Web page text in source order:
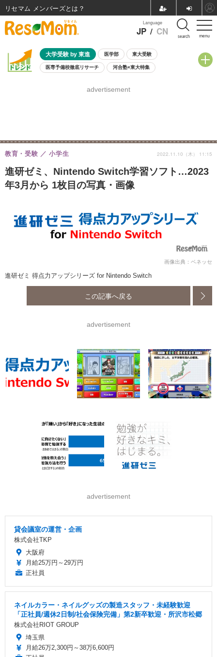
menu
Language
JP / CN search
大学受験 by 東進 医学部 東大受験
医専予備校徹底リサーチ 河合塾×東大特集
8月開催学校説明会・相談会
advertisement
進研ゼミ、Nintendo Switch学習ソフト…2023
年3月から 1枚目の写真・画像
教育・受験 小学生 2022.11.10（木） 11:15
画像出典：ベネッセ
進研ゼミ 得点力アップシリーズ for Nintendo Switch
この記事へ戻る
advertisement
advertisement
貸会議室の運営・企画
株式会社TKP
大阪府
月給25万円～29万円
正社員
ネイルカラー・ネイルグッズの製造スタッフ・未経験歓迎
「正社員/週休2日制/社会保険完備」第2新卒歓迎・所沢市松郷
株式会社RIOT GROUP
埼玉県
月給26万2,300円～38万6,600円
リセマム メンバーズ